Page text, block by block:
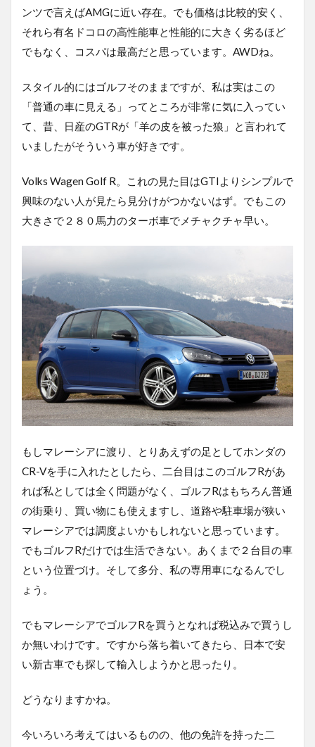
ンツで言えばAMGに近い存在。でも価格は比較的安く、
それら有名ドコロの高性能車と性能的に大きく劣るほど
でもなく、コスパは最高だと思っています。AWDね。
スタイル的にはゴルフそのままですが、私は実はこの
「普通の車に見える」ってところが非常に気に入ってい
て、昔、日産のGTRが「羊の皮を被った狼」と言われて
いましたがそういう車が好きです。
Volks Wagen Golf R。これの見た目はGTIよりシンプルで
興味のない人が見たら見分けがつかないはず。でもこの
大きさで２８０馬力のターボ車でメチャクチャ早い。
もしマレーシアに渡り、とりあえずの足としてホンダの
CR-Vを手に入れたとしたら、二台目はこのゴルフRがあ
れば私としては全く問題がなく、ゴルフRはもちろん普通
の街乗り、買い物にも使えますし、道路や駐車場が狭い
マレーシアでは調度よいかもしれないと思っています。
でもゴルフRだけでは生活できない。あくまで２台目の車
という位置づけ。そして多分、私の専用車になるんでし
ょう。
でもマレーシアでゴルフRを買うとなれば税込みで買うし
か無いわけです。ですから落ち着いてきたら、日本で安
い新古車でも探して輸入しようかと思ったり。
どうなりますかね。
今いろいろ考えてはいるものの、他の免許を持った二